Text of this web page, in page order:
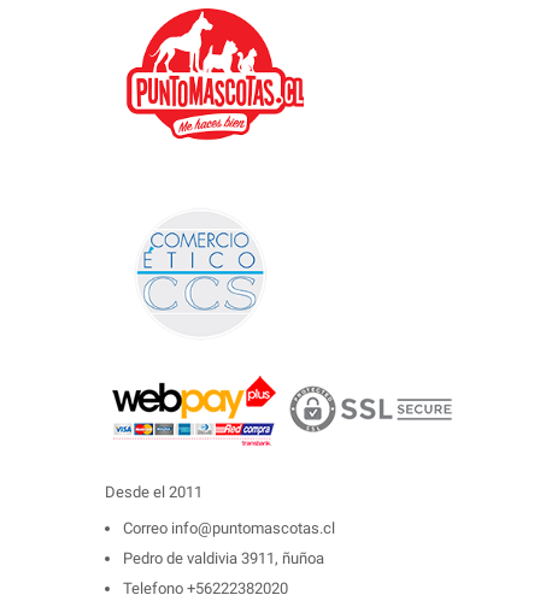
Desde el 2011
Correo info@puntomascotas.cl
Pedro de valdivia 3911, ñuñoa
Telefono +56222382020